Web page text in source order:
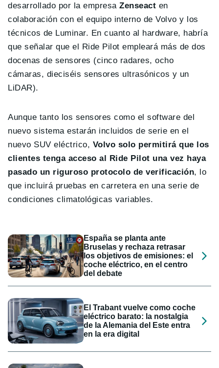
desarrollado por la empresaZenseact en
colaboración con el equipo interno de Volvo y los
técnicos de Luminar. En cuanto al hardware, habría
que señalar que el Ride Pilot empleará más de dos
docenas de sensores (cinco radares, ocho
cámaras, dieciséis sensores ultrasónicos y un
LiDAR).
Aunque tanto los sensores como el software del
nuevo sistema estarán incluidos de serie en el
nuevo SUV eléctrico, Volvo solo permitirá que los
clientes tenga acceso al Ride Pilot una vez haya
pasado un riguroso protocolo de verificación, lo
que incluirá pruebas en carretera en una serie de
condiciones climatológicas variables.
España se planta ante
Bruselas y rechaza retrasar
los objetivos de emisiones: el
coche eléctrico, en el centro
del debate
El Trabant vuelve como coche
eléctrico barato: la nostalgia
de la Alemania del Este entra
en la era digital